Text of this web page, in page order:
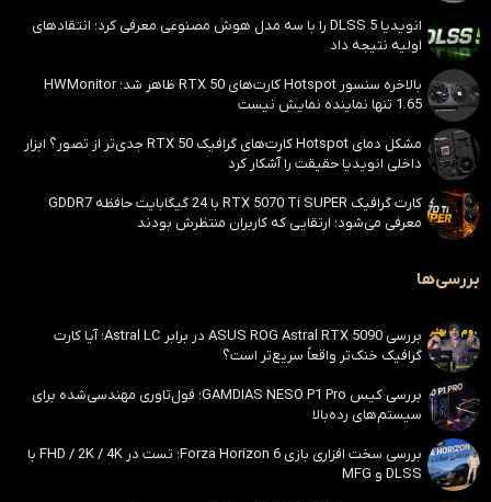
انویدیا DLSS 5 را با سه مدل هوش مصنوعی معرفی کرد؛ انتقادهای
اولیه نتیجه داد
بالاخره سنسور Hotspot کارت‌های RTX 50 ظاهر شد؛ HWMonitor
1.65 تنها نماینده نمایش نیست
مشکل دمای Hotspot کارت‌های گرافیک RTX 50 جدی‌تر از تصور؟ ابزار
داخلی انویدیا حقیقت را آشکار کرد
کارت گرافیک RTX 5070 Ti SUPER با 24 گیگابایت حافظه GDDR7
معرفی می‌شود؛ ارتقایی که کاربران منتظرش بودند
بررسی‌ها
بررسی ASUS ROG Astral RTX 5090 در برابر Astral LC؛ آیا کارت
گرافیک خنک‌تر واقعاً سریع‌تر است؟
بررسی کیس GAMDIAS NESO P1 Pro؛ فول‌تاوری مهندسی‌شده برای
سیستم‌های رده‌بالا
بررسی سخت افزاری بازی Forza Horizon 6؛ تست در FHD / 2K / 4K با
DLSS و MFG